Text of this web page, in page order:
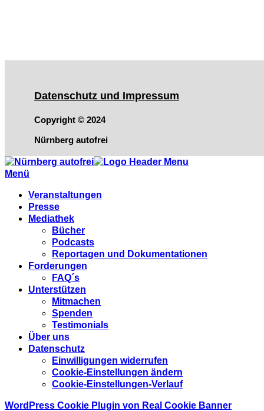
Datenschutz und Impressum
Copyright © 2024
Nürnberg autofrei
Menü
Veranstaltungen
Presse
Mediathek
Bücher
Podcasts
Reportagen und Dokumentationen
Forderungen
FAQ´s
Unterstützen
Mitmachen
Spenden
Testimonials
Über uns
Datenschutz
Einwilligungen widerrufen
Cookie-Einstellungen ändern
Cookie-Einstellungen-Verlauf
WordPress Cookie Plugin von Real Cookie Banner